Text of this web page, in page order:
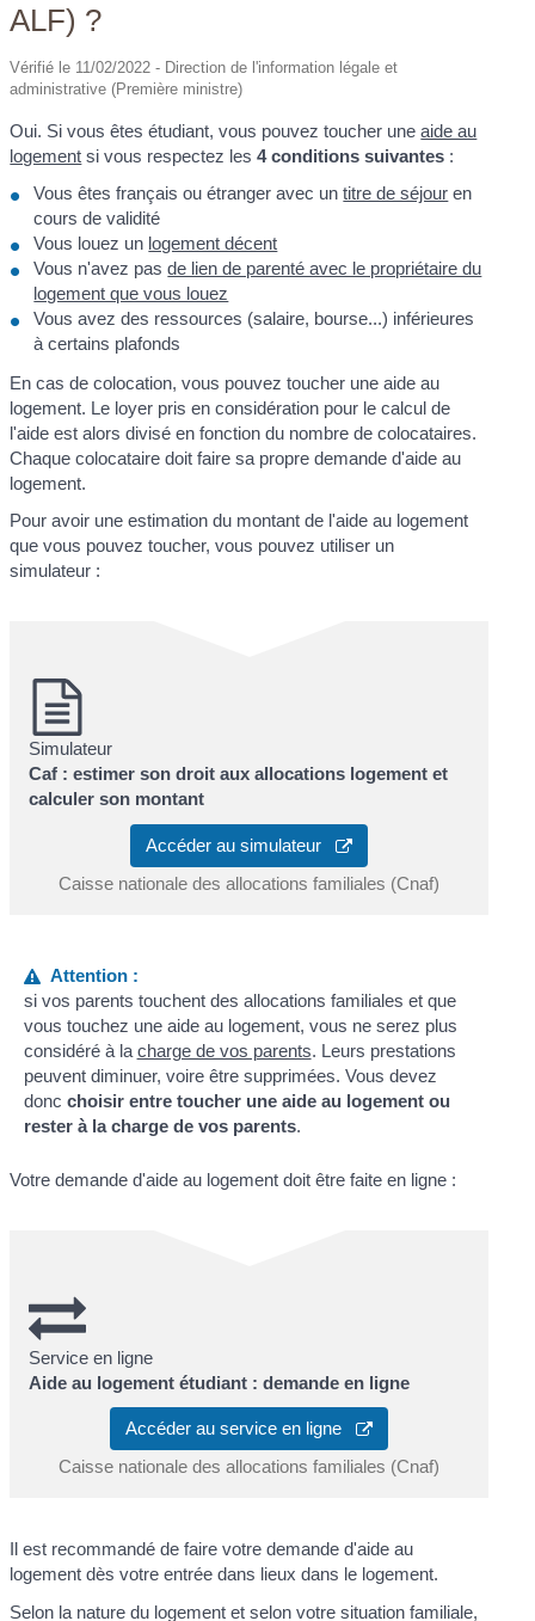
ALF) ?
Vérifié le 11/02/2022 - Direction de l'information légale et
administrative (Première ministre)
Oui. Si vous êtes étudiant, vous pouvez toucher uneaide au
logement si vous respectez les4 conditions suivantes :
Vous êtes français ou étranger avec untitre de séjour en
cours de validité
Vous louez un logement décent
Vous n'avez pasde lien de parenté avec le propriétaire du
logement que vous louez
Vous avez des ressources (salaire, bourse...) inférieures
à certains plafonds
En cas de colocation, vous pouvez toucher une aide au
logement. Le loyer pris en considération pour le calcul de
l'aide est alors divisé en fonction du nombre de colocataires.
Chaque colocataire doit faire sa propre demande d'aide au
logement.
Pour avoir une estimation du montant de l'aide au logement
que vous pouvez toucher, vous pouvez utiliser un
simulateur :
Simulateur
Caf : estimer son droit aux allocations logement et
calculer son montant
Accéder au simulateur
Caisse nationale des allocations familiales (Cnaf)
Attention :
si vos parents touchent des allocations familiales et que
vous touchez une aide au logement, vous ne serez plus
considéré à la charge de vos parents. Leurs prestations
peuvent diminuer, voire être supprimées. Vous devez
donc choisir entre toucher une aide au logement ou
rester à la charge de vos parents.
Votre demande d'aide au logement doit être faite en ligne :
Service en ligne
Aide au logement étudiant : demande en ligne
Accéder au service en ligne
Caisse nationale des allocations familiales (Cnaf)
Il est recommandé de faire votre demande d'aide au
logement dès votre entrée dans lieux dans le logement.
Selon la nature du logement et selon votre situation familiale,